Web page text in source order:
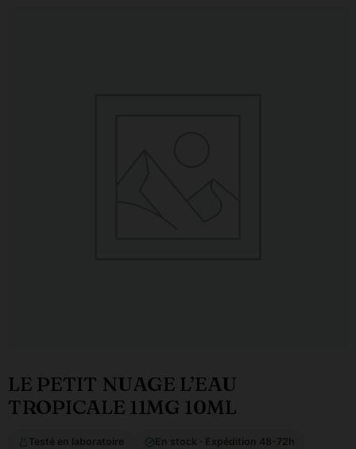
LE PETIT NUAGE L’EAU
TROPICALE 11MG 10ML
Testé en laboratoire En stock · Expédition 48-72h